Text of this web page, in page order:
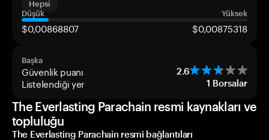
Hepsi
Düşük
Yüksek
$0,00868807 $0,00875318
Başka
Güvenlik puanı 2.6
Listelendiği yer 1 Borsalar
The Everlasting Parachain resmi kaynakları ve
topluluğu
The Everlasting Parachain resmi bağlantıları